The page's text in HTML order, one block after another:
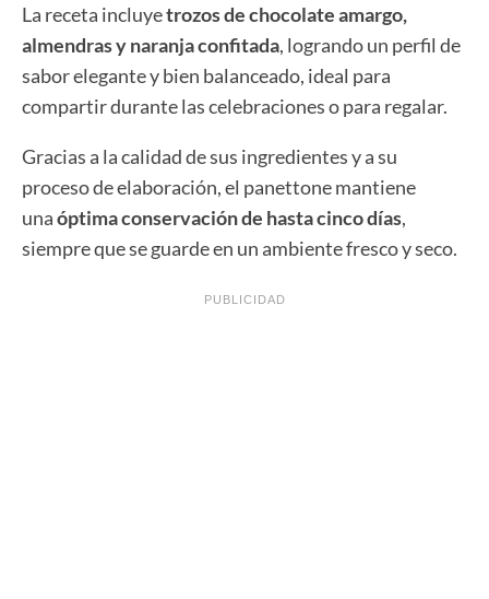
La receta incluyetrozos de chocolate amargo,
almendras y naranjaconfitada, logrando un perfil de
sabor elegante y bien balanceado, ideal para
compartir durante las celebraciones o para regalar.
Gracias a la calidad de sus ingredientes y a su
proceso de elaboración, el panettone mantiene
unaóptima conservación de hasta cinco días,
siempre que se guarde en un ambiente fresco y seco.
PUBLICIDAD